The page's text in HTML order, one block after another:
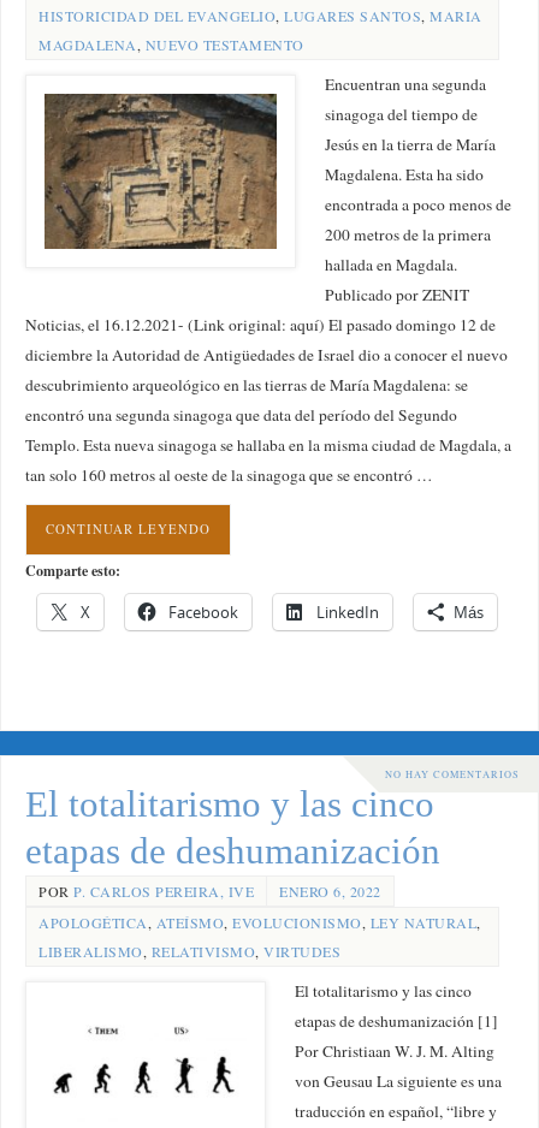
HISTORICIDAD DEL EVANGELIO,LUGARES SANTOS,MARIA
MAGDALENA, NUEVO TESTAMENTO
Encuentran una segunda
sinagoga del tiempo de
Jesús en la tierra de María
Magdalena. Esta ha sido
encontrada a poco menos de
200 metros de la primera
hallada en Magdala.
Publicado por ZENIT
Noticias, el 16.12.2021- (Link original: aquí) El pasado domingo 12 de
diciembre la Autoridad de Antigüedades de Israel dio a conocer el nuevo
descubrimiento arqueológico en las tierras de María Magdalena: se
encontró una segunda sinagoga que data del período del Segundo
Templo. Esta nueva sinagoga se hallaba en la misma ciudad de Magdala, a
tan solo 160 metros al oeste de la sinagoga que se encontró …
CONTINUAR LEYENDO
Comparte esto:
X Facebook LinkedIn Más
NO HAY COMENTARIOS
El totalitarismo y las cinco
etapas de deshumanización
PORP. CARLOS PEREIRA, IVE
ENERO 6, 2022
APOLOGÉTICA, ATEÍSMO,EVOLUCIONISMO, LEY NATURAL,
LIBERALISMO, RELATIVISMO,VIRTUDES
El totalitarismo y las cinco
etapas de deshumanización [1]
Por Christiaan W. J. M. Alting
von Geusau La siguiente es una
traducción en español, “libre y